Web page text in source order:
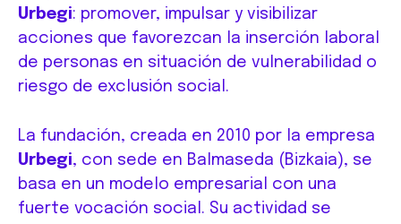
Urbegi: promover, impulsar y visibilizar
acciones que favorezcan la inserción laboral
de personas en situación de vulnerabilidad o
riesgo de exclusión social.
La fundación, creada en 2010 por la empresa
Urbegi, con sede en Balmaseda (Bizkaia), se
basa en un modelo empresarial con una
fuerte vocación social. Su actividad se